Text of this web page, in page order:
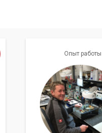
Опыт работы